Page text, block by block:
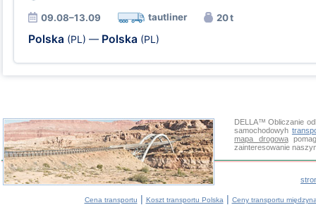
09.08–13.09 tautliner 20 t
Polska (PL) — Polska (PL)
DELLA™Obliczanie
samochodowyh
mapa drogowa
zainteresowanie
Cena transportu | Koszt transportu Polska | Ceny transportu